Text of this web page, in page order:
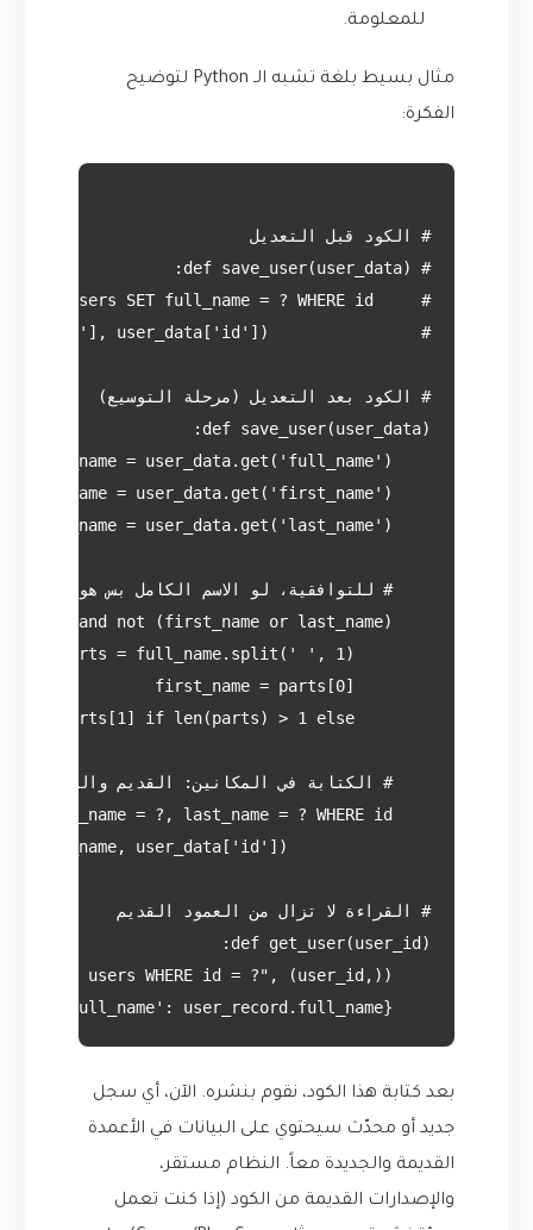
للمعلومة.
مثال بسيط بلغة تشبه الـ Python لتوضيح
الفكرة:
بعد كتابة هذا الكود، نقوم بنشره. الآن، أي سجل
جديد أو محدّث سيحتوي على البيانات في الأعمدة
القديمة والجديدة معاً. النظام مستقر،
والإصدارات القديمة من الكود (إذا كنت تعمل